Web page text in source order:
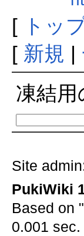
[ トッ
[ 新規 |
凍結
Site
PukiWiki
Based on
0.001 sec.